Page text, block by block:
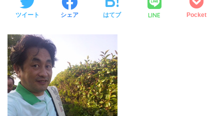
ツイート シェア はてブ LINE Pocket